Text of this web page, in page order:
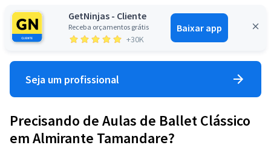
GetNinjas - Cliente
Receba orçamentos grátis
+30K
Baixar app
Entrar
Seja um profissional
Precisando de Aulas de Ballet Clássico
em Almirante Tamandare?